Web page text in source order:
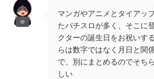
マンガやアニメとタイアッ
たパチスロが多く、そこに
クターの誕生日をお祝いす
らは数字ではなく月日と関
で、別にまとめるのでそち
しい